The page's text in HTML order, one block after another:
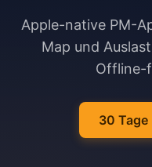
Apple-native PM-
Map und
Offline-
30